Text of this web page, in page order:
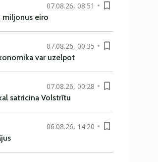
07.08.26, 08:51
miljonus eiro
07.08.26, 00:35
var uzelpot
07.08.26, 00:28
satricina Volstrītu
06.08.26, 14:20